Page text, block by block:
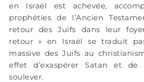
en Israël est achevée,
prophéties de l’Ancien
retour des Juifs dans leur
retour » en Israël se traduit
massive des Juifs au
effet d’exaspérer Satan et
soulever.